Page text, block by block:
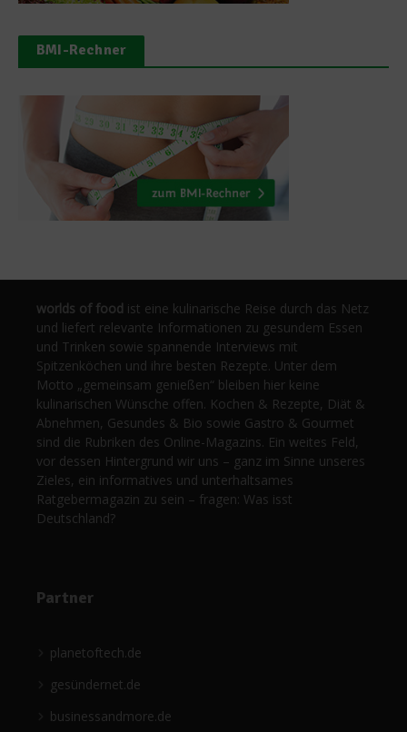
BMI-Rechner
worlds of food ist eine kulinarische Reise durch das Netz
und liefert relevante Informationen zu gesundem Essen
und Trinken sowie spannende Interviews mit
Spitzenköchen und ihre besten Rezepte. Unter dem
Motto „gemeinsam genießen“ bleiben hier keine
kulinarischen Wünsche offen. Kochen & Rezepte, Diät &
Abnehmen, Gesundes & Bio sowie Gastro & Gourmet
sind die Rubriken des Online-Magazins. Ein weites Feld,
vor dessen Hintergrund wir uns – ganz im Sinne unseres
Zieles, ein informatives und unterhaltsames
Ratgebermagazin zu sein – fragen: Was isst
Deutschland?
Partner
planetoftech.de
gesündernet.de
businessandmore.de